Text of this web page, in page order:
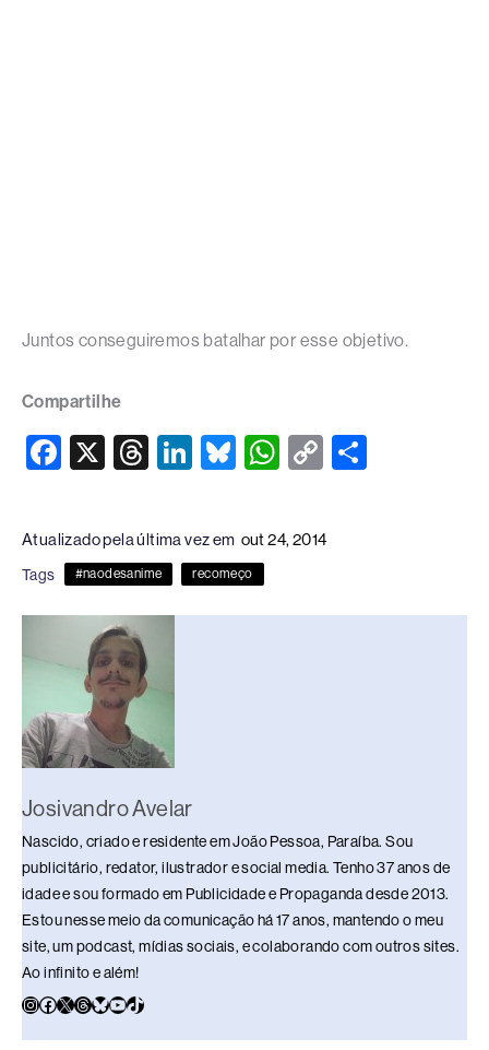
Juntos conseguiremos batalhar por esse objetivo.
Compartilhe
F
e
b
o
o
X
T
a
d
s
Li
e
dI
n
Bl
sk
y
W
s
p
C
y
n
Atualizado pela última vez em out 24, 2014
Tags #naodesanime recomeço
Josivandro Avelar
Nascido, criado e residente em João Pessoa, Paraíba. Sou
publicitário, redator, ilustrador e social media. Tenho 37 anos de
idade e sou formado em Publicidade e Propaganda desde 2013.
Estou nesse meio da comunicação há 17 anos, mantendo o meu
site, um podcast, mídias sociais, e colaborando com outros sites.
Ao infinito e além!